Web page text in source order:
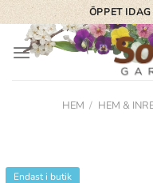
Skip
to
content
ÖPPET
HEM / HEM &
Endast i butik